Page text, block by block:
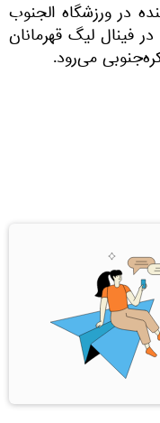
در ورزشگاه الجنوب
وقت تهران در فینال لیگ قهرمانان
می‌رود.